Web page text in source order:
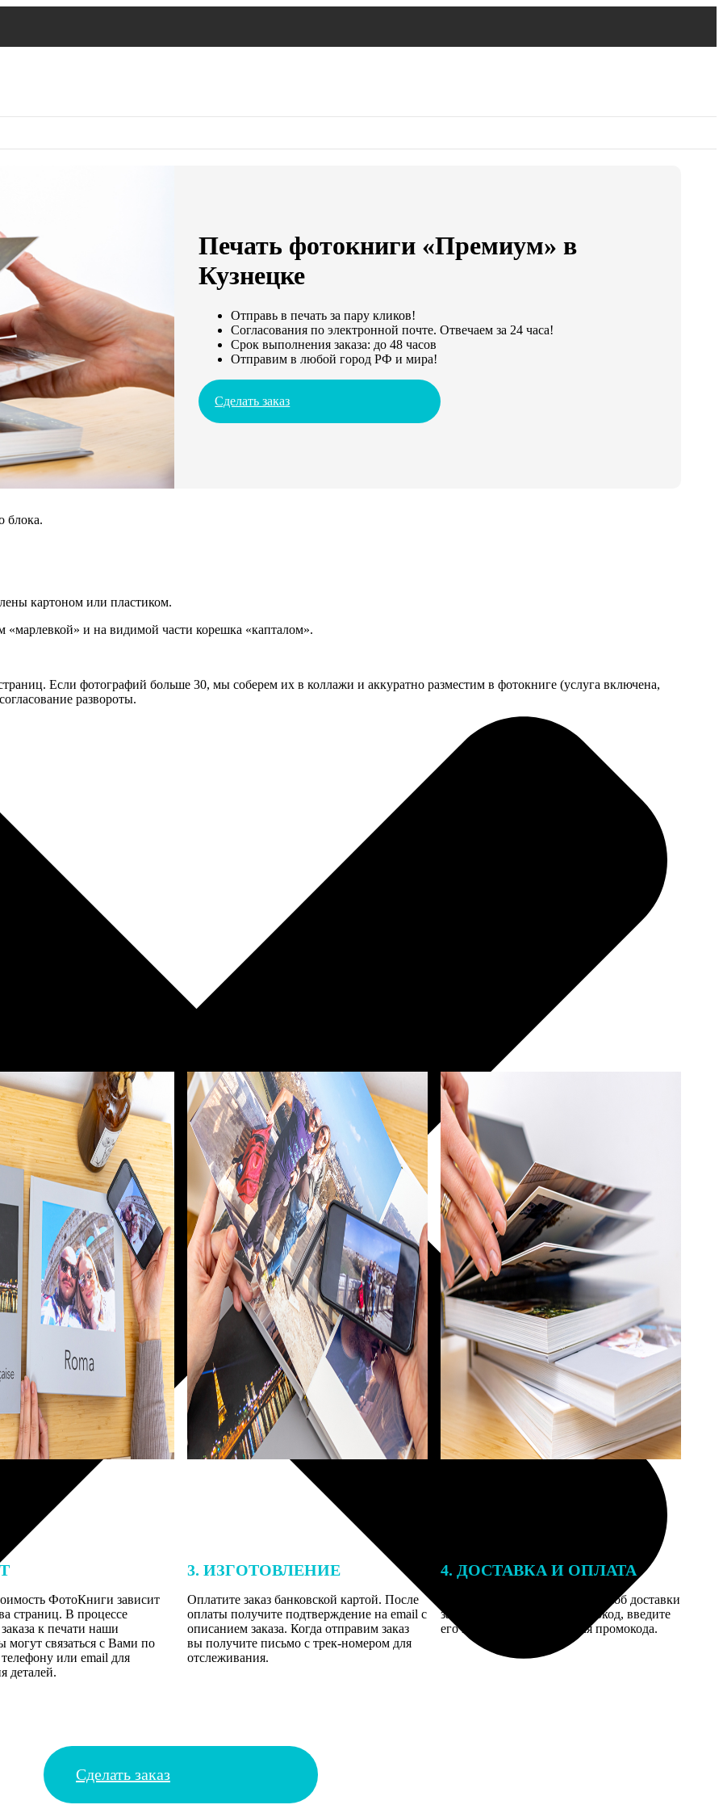
Печать фотокниги «Премиум» в
Кузнецке
Отправь в печать за пару кликов!
Согласования по электронной почте. Отвечаем за 24 часа!
Срок выполнения заказа: до 48 часов
Отправим в любой город РФ и мира!
Сделать заказ
блока.
картоном или пластиком.
и на видимой части корешка «капталом».
Если фотографий больше 30, мы соберем их в коллажи и аккуратно разместим в фотокниге (услуга включена,
развороты.
ФотоКниги зависит
страниц. В процессе
к печати наши
могут связаться с Вами по
или email для
деталей.
3. ИЗГОТОВЛЕНИЕ
Оплатите заказ банковской картой. После
оплаты получите подтверждение на email с
описанием заказа. Когда отправим заказ
вы получите письмо с трек-номером для
отслеживания.
4. ДОСТАВКА И ОПЛАТА
Введите адрес и выберите способ доставки
заказа. Если у вас есть промокод, введите
его в специальное поле для промокода.
Сделать заказ